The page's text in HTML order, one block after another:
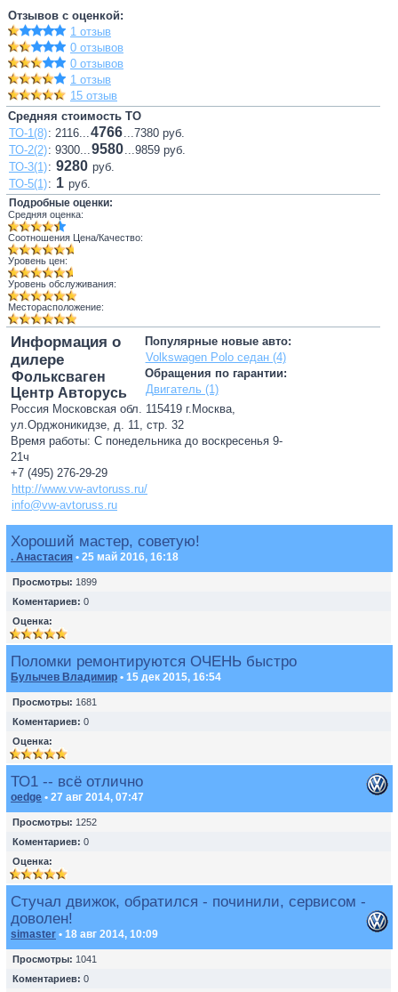
Отзывов с оценкой:
1 отзыв
0 отзывов
0 отзывов
1 отзыв
15 отзыв
Средняя стоимость ТО
ТО-1(8): 2116...4766...7380 руб.
ТО-2(2): 9300...9580...9859 руб.
ТО-3(1): 9280 руб.
ТО-5(1): 1 руб.
Подробные оценки:
Средняя оценка:
Соотношения Цена/Качество:
Уровень цен:
Уровень обслуживания:
Месторасположение:
Популярные новые авто:
Volkswagen Polo седан (4)
Обращения по гарантии:
Двигатель (1)
Информация о
дилере
Фольксваген
Центр Авторусь
Россия Московская обл. 115419 г.Москва,
ул.Орджоникидзе, д. 11, стр. 32
Время работы: С понедельника до воскресенья 9-
21ч
+7 (495) 276-29-29
http://www.vw-avtoruss.ru/
info@vw-avtoruss.ru
Хороший мастер, советую!
. Анастасия • 25 май 2016, 16:18
Просмотры: 1899
Коментариев: 0
Оценка:
Поломки ремонтируются ОЧЕНЬ быстро
Булычев Владимир • 15 дек 2015, 16:54
Просмотры: 1681
Коментариев: 0
Оценка:
ТО1 -- всё отлично
oedge • 27 авг 2014, 07:47
Просмотры: 1252
Коментариев: 0
Оценка:
Стучал движок, обратился - починили, сервисом -
доволен!
simaster • 18 авг 2014, 10:09
Просмотры: 1041
Коментариев: 0